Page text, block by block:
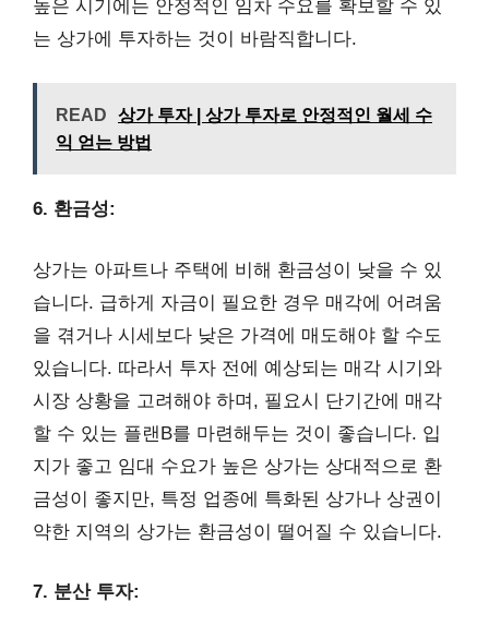
높은 시기에는 안정적인 임차 수요를 확보할 수 있
는 상가에 투자하는 것이 바람직합니다.
READ
상가 투자 | 상가 투자로 안정적인 월세 수
익 얻는 방법
6. 환금성:
상가는 아파트나 주택에 비해 환금성이 낮을 수 있
습니다. 급하게 자금이 필요한 경우 매각에 어려움
을 겪거나 시세보다 낮은 가격에 매도해야 할 수도
있습니다. 따라서 투자 전에 예상되는 매각 시기와
시장 상황을 고려해야 하며, 필요시 단기간에 매각
할 수 있는 플랜B를 마련해두는 것이 좋습니다. 입
지가 좋고 임대 수요가 높은 상가는 상대적으로 환
금성이 좋지만, 특정 업종에 특화된 상가나 상권이
약한 지역의 상가는 환금성이 떨어질 수 있습니다.
7. 분산 투자: